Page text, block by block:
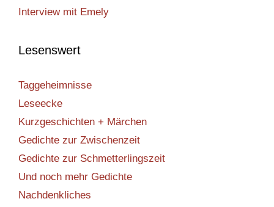
Interview mit Emely
Lesenswert
Taggeheimnisse
Leseecke
Kurzgeschichten + Märchen
Gedichte zur Zwischenzeit
Gedichte zur Schmetterlingszeit
Und noch mehr Gedichte
Nachdenkliches